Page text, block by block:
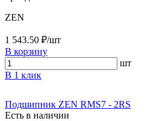
ZEN
1 543.50 ₽/шт
В корзину
шт
В 1 клик
Подшипник ZEN RMS7 - 2RS
Есть в наличии